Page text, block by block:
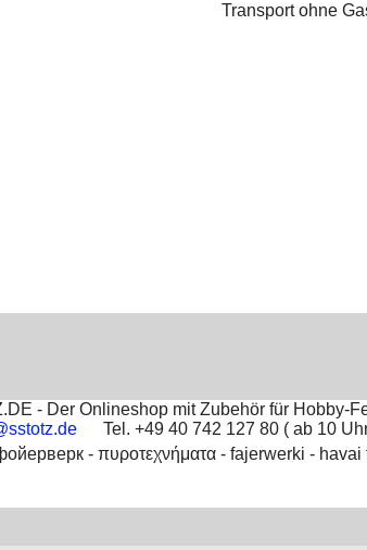
Transport ohne
- Der Onlineshop mit Zubehör für Hobby-
Tel. +49 40 742 127 80 ( ab 10
- πυροτεχνήματα - fajerwerki - havai